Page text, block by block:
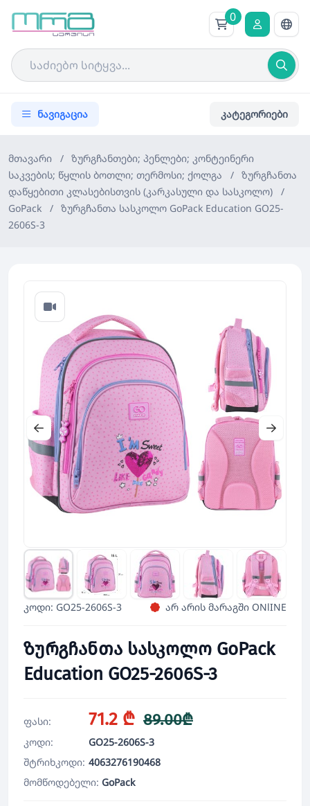
0
ნავიგაცია კატეგორიები
მთავარი /
ზურგჩანთები; პენლები; კონტეინერი
საკვების; წყლის ბოთლი; თერმოსი; ქოლგა
/
ზურგჩანთა
დაწყებითი კლასებისთვის (კარკასული და სასკოლო)
/
GoPack
/
ზურგჩანთა სასკოლო GoPack Education GO25-
2606S-3
კოდი: GO25-2606S-3 არ არის მარაგში ONlINE
ზურგჩანთა სასკოლო GoPack
Education GO25-2606S-3
ფასი: 71.2 ₾ 89.00₾
კოდი:
GO25-2606S-3
შტრიხკოდი: 4063276190468
მომწოდებელი: GoPack